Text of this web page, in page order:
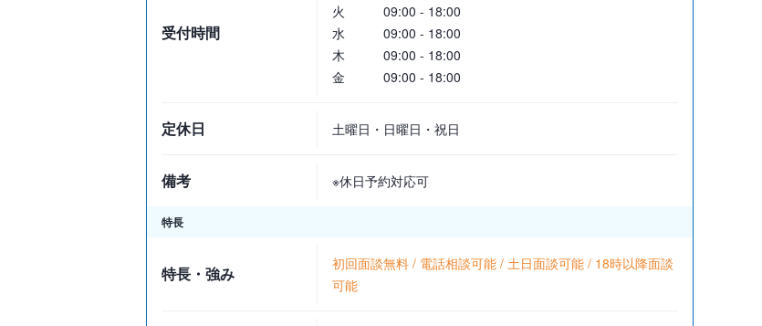
受付時間
火
09:00 - 18:00
水
09:00 - 18:00
木
09:00 - 18:00
金
09:00 - 18:00
定休日 土曜日・日曜日・祝日
備考 ※休日予約対応可
特長
特長・強み
初回面談無料 / 電話相談可能 / 土日面談可能 / 18時以降面談
可能